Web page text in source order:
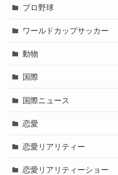
プロ野球
ワールドカップサッカー
動物
国際
国際ニュース
恋愛
恋愛リアリティー
恋愛リアリティーショー